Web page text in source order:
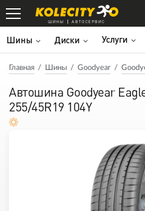
ШИНЫ АВТОСЕРВИС
Шины Диски Услуги
Главная Шины Goodyear
Автошина Goodyear
255/45R19 104Y